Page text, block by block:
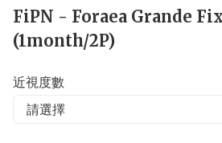
FiPN - Foraea Grande
(1month/2P)
近視度數